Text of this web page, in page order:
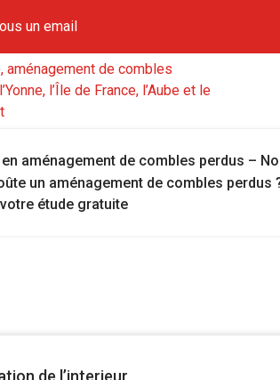
un email
aménagement de combles perdus –
un aménagement de combles perdus
étude gratuite